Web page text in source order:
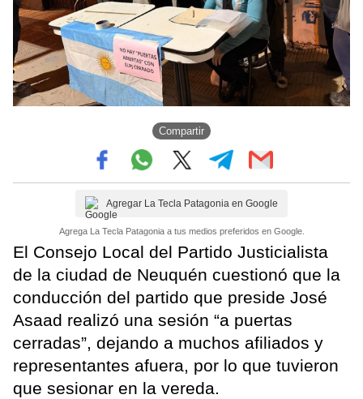
Compartir
Agregar La Tecla Patagonia en Google
Agrega La Tecla Patagonia a tus medios preferidos en Google.
El Consejo Local del Partido Justicialista
de la ciudad de Neuquén cuestionó que la
conducción del partido que preside José
Asaad realizó una sesión “a puertas
cerradas”, dejando a muchos afiliados y
representantes afuera, por lo que tuvieron
que sesionar en la vereda.